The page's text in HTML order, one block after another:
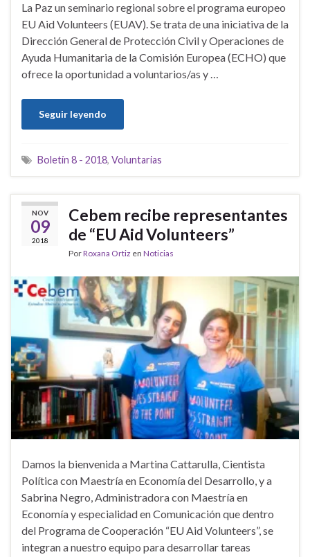
La Paz un seminario regional sobre el programa europeo
EU Aid Volunteers (EUAV). Se trata de una iniciativa de la
Dirección General de Protección Civil y Operaciones de
Ayuda Humanitaria de la Comisión Europea (ECHO) que
ofrece la oportunidad a voluntarios/as y …
Seguir leyendo
Boletín 8 - 2018, Voluntarias
NOV
09
2018
Cebem recibe representantes
de “EU Aid Volunteers”
PorRoxana Ortiz en Noticias
Damos la bienvenida a Martina Cattarulla, Cientista
Política con Maestría en Economía del Desarrollo, y a
Sabrina Negro, Administradora con Maestría en
Economía y especialidad en Comunicación que dentro
del Programa de Cooperación “EU Aid Volunteers”, se
integran a nuestro equipo para desarrollar tareas